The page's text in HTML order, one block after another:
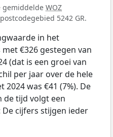
gemiddelde WOZ
5242 GR.
in het
€326 gestegen van
(dat is een groei van
per jaar over de hele
was €41 (7%). De
de tijd volgt een
cijfers stijgen ieder